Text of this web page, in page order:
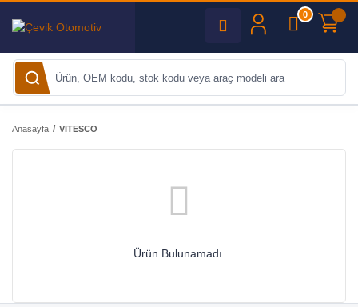
0
Anasayfa VITESCO
Ürün Bulunamadı.